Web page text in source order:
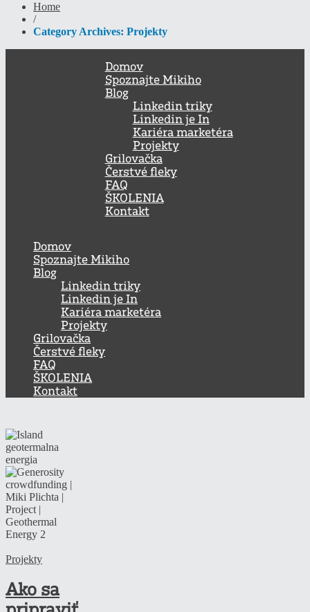
Home
/
Category Archives: Projekty
Domov
Spoznajte Mikiho
Blog
Linkedin triky
Linkedin je In
Kariéra marketéra
Projekty
Grilovačka
Čerstvé fleky
FAQ
ŠKOLENIA
Kontakt
Domov
Spoznajte Mikiho
Blog
Linkedin triky
Linkedin je In
Kariéra marketéra
Projekty
Grilovačka
Čerstvé fleky
FAQ
ŠKOLENIA
Kontakt
Projekty
Ako sa